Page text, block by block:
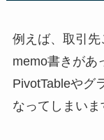
例えば、取引
memo書きがあ
PivotTableやグ
なってしまいま